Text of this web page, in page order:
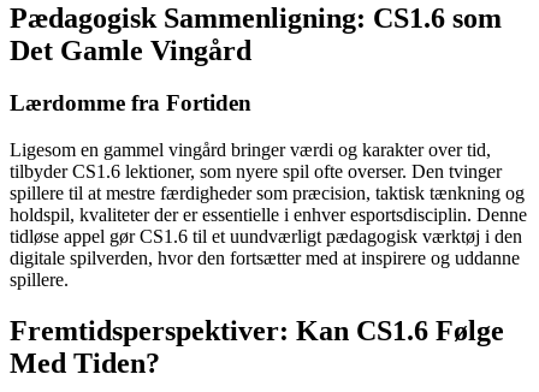
Pædagogisk Sammenligning: CS1.6 som
Det Gamle Vingård
Lærdomme fra Fortiden
Ligesom en gammel vingård bringer værdi og karakter over tid,
tilbyder CS1.6 lektioner, som nyere spil ofte overser. Den tvinger
spillere til at mestre færdigheder som præcision, taktisk tænkning og
holdspil, kvaliteter der er essentielle i enhver esportsdisciplin. Denne
tidløse appel gør CS1.6 til et uundværligt pædagogisk værktøj i den
digitale spilverden, hvor den fortsætter med at inspirere og uddanne
spillere.
Fremtidsperspektiver: Kan CS1.6 Følge
Med Tiden?